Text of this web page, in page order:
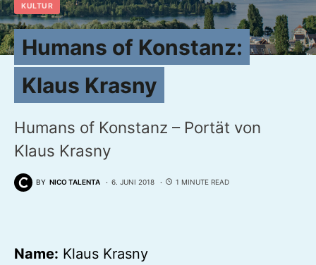
KULTUR
Humans of Konstanz:
Klaus Krasny
Humans of Konstanz – Portät von
Klaus Krasny
BY NICO TALENTA 6. JUNI 2018 1 MINUTE READ
Name: Klaus Krasny